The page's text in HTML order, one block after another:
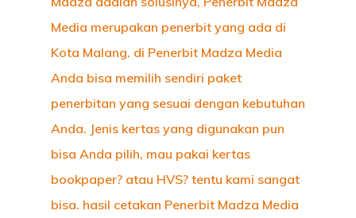
KABAR
CARA ORDER
PRODUK
KONTAK